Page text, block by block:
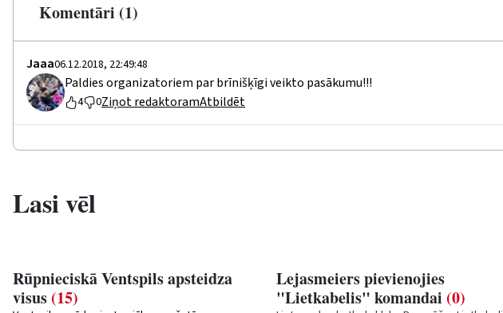
Komentāri (1)
Jaaa06.12.2018, 22:49:48
Paldies organizatoriem par brīnišķīgi veikto pasākumu!!!
4 0Ziņot redaktoramAtbildēt
Lasi vēl
Rūpnieciskā Ventspils apsteidza
visus (15)
Lejasmeiers pievienojies
"Lietkabelis" komandai (0)